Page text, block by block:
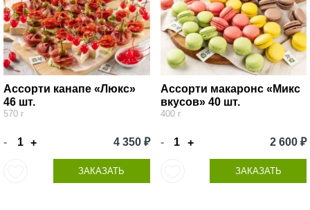
Ассорти канапе «Люкс»
46 шт.
570 г
- + 4 350 ₽
ЗАКАЗАТЬ
Ассорти макаронс «Микс
вкусов» 40 шт.
400 г
- + 2 600 ₽
ЗАКАЗАТЬ